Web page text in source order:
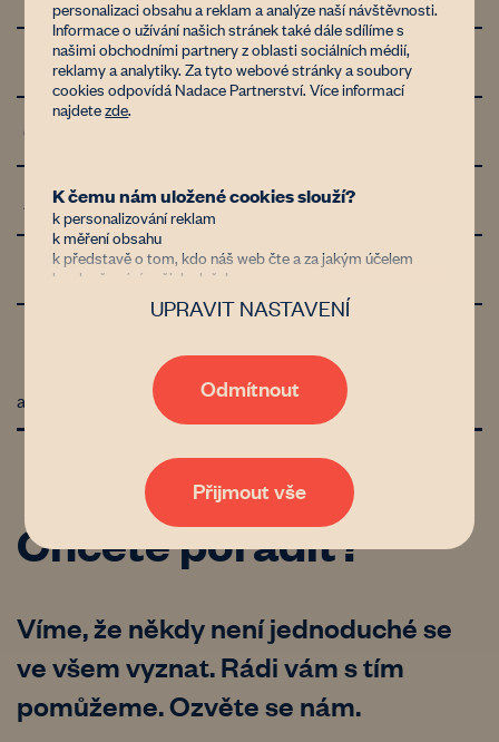
Inflační doložka
Ochrana neplnění smlouvy
Automatický podpacht
Předkupní právo
aktualizováno k: 26. 11. 2024
Chcete poradit?
Víme, že někdy není jednoduché se
ve všem vyznat. Rádi vám s tím
pomůžeme. Ozvěte se nám.
personalizaci obsahu a reklam a analýze naší návštěvnosti.
Informace o užívání našich stránek také dále sdílíme s
našimi obchodními partnery z oblasti sociálních médií,
reklamy a analytiky. Za tyto webové stránky a soubory
cookies odpovídá Nadace Partnerství. Více informací
najdetezde.
K čemu nám uložené cookies slouží?
k personalizování reklam
k měření obsahu
k představě o tom, kdo náš web čte a za jakým účelem
k vylepšování našich služeb
Důvěřujete nám?
stejně jako nám o zastavení znehodnocování půdy v Česku.
Díky tomu, že nám dáte možnost uchovávat data o vaší
aktivitě na našem webu, bude naše poradenství, databáze
vlastníků i zemědělců nebo například generátor
vás zajímají podrobnosti, přečtěte si našezásady
zpracování osobních údajů
. Tak co, věříte nám?
UPRAVIT NASTAVENÍ
Odmítnout
Přijmout vše